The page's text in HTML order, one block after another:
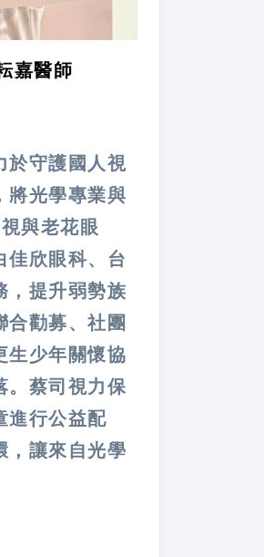
嘉醫師
於守護國人視
將光學專業與
與老花眼
佳欣眼科、台
，提升弱勢族
勸募、社團
生少年關懷協
。蔡司視力保
進行公益配
，讓來自光學